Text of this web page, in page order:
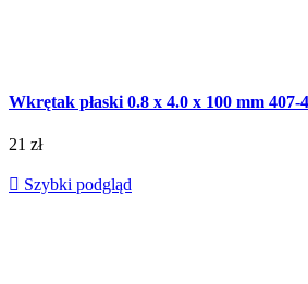
Wkrętak płaski 0.8 x 4.0 x 100 mm
21 zł
 Szybki podgląd